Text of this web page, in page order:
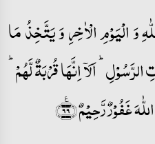
وَ الۡیَوۡمِ الۡاٰخِرِ وَ یَتَّخِذُ مَا
اَلَاۤ اِنَّہَا قُرۡبَۃٌ لَّہُمۡ
رَّحِیۡمٌ ﴿٪۹۹﴾